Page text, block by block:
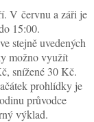
V červnu a záři je
15:00.
stejně uvedených
možno využít
snížené 30 Kč.
prohlídky je
průvodce
výklad.